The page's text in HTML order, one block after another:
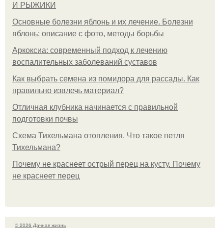
И РЫЖИКИ
Основные болезни яблонь и их лечение. Болезни
яблонь: описание с фото, методы борьбы
Аркоксиа: современный подход к лечению
воспалительных заболеваний суставов
Как выбрать семена из помидора для рассады. Как
правильно извлечь материал?
Отличная клубника начинается с правильной
подготовки почвы
Схема Тихельмана отопления. Что такое петля
Тихельмана?
Почему не краснеет острый перец на кусту. Почему
не краснеет перец
© 2026 Дачная жизнь